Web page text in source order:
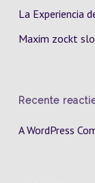
La Experiencia
Maxim zockt
Recente
A WordPress